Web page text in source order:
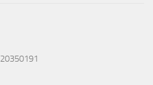
20350191